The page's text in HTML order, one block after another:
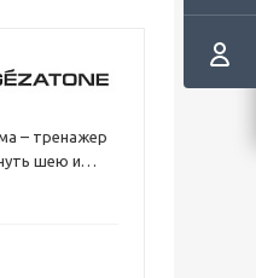
– тренажер
шею и